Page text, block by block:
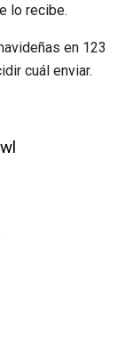
lo recibe.
en 123
cuál enviar.